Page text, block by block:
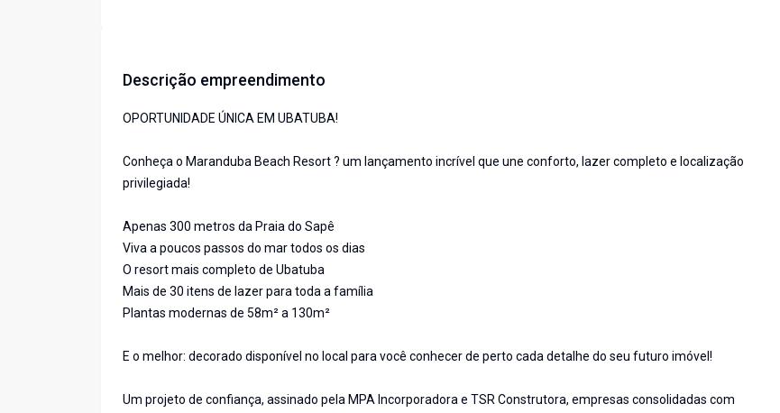
Descrição empreendimento
OPORTUNIDADE ÚNICA EM UBATUBA!
Conheça o Maranduba Beach Resort ? um lançamento incrível que une conforto, lazer completo e localização
privilegiada!
Apenas 300 metros da Praia do Sapê
Viva a poucos passos do mar todos os dias
O resort mais completo de Ubatuba
Mais de 30 itens de lazer para toda a família
Plantas modernas de 58m² a 130m²
E o melhor: decorado disponível no local para você conhecer de perto cada detalhe do seu futuro imóvel!
Um projeto de confiança, assinado pela MPA Incorporadora e TSR Construtora, empresas consolidadas com